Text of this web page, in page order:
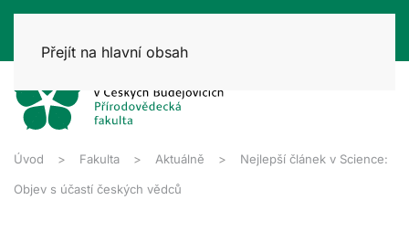
Přejít na hlavní obsah
Úvod Fakulta Aktuálně Nejlepší článek v Science:
Objev s účastí českých vědců